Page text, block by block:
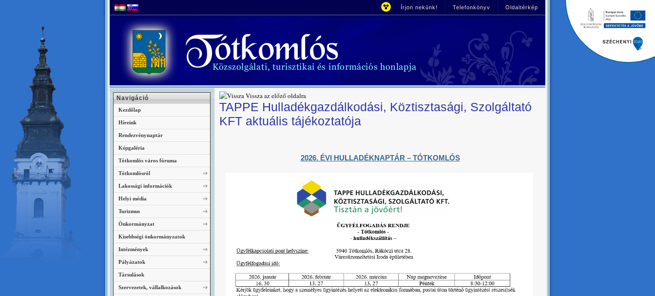
Írjon nekünk! Telefonkönyv Oldaltérkép
Vissza az előző oldalra
TAPPE Hulladékgazdálkodási, Köztisztasági, Szolgáltató
KFT aktuális tájékoztatója
2026. ÉVI HULLADÉKNAPTÁR – TÓTKOMLÓS
Navigáció
Kezdőlap
Híreink
Rendezvénynaptár
Képgaléria
Tótkomlós város fóruma
Tótkomlósról
Lakossági információk
Helyi média
Turizmus
Önkormányzat
Kisebbségi önkormányzatok
Intézmények
Pályázatok
Társulások
Szervezetek, vállalkozások